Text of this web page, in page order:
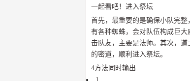
一起看吧！进入祭坛
首先，最重要的是确保小队完
有各种蜘蛛，会对队伍构成巨
击队友，主要是法师。其次，
的密道，顺利进入祭坛。
4方法同时输出